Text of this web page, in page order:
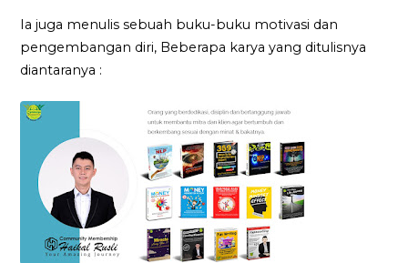
Ia juga menulis sebuah buku-buku motivasi dan
pengembangan diri, Beberapa karya yang ditulisnya
diantaranya :